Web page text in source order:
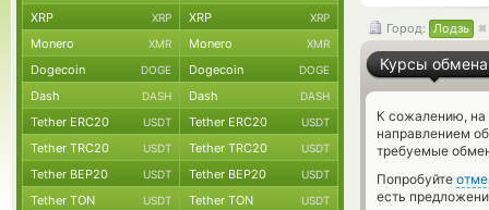
Город: Лодзь
Курсы обмена
К сожалению, на
направлением
требуемые
Попробуйте
есть
XRP XRP XRP XRP
Monero XMR Monero XMR
Dogecoin DOGE Dogecoin DOGE
Dash DASH Dash DASH
Tether ERC20 USDT Tether ERC20 USDT
Tether TRC20 USDT Tether TRC20 USDT
Tether BEP20 USDT Tether BEP20 USDT
Tether TON USDT Tether TON USDT